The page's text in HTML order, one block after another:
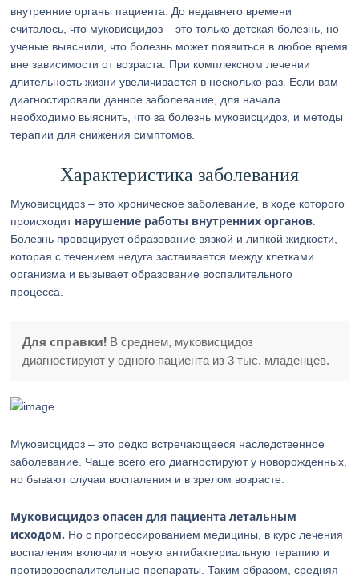
внутренние органы пациента. До недавнего времени
считалось, что муковисцидоз – это только детская болезнь, но
ученые выяснили, что болезнь может появиться в любое время
вне зависимости от возраста. При комплексном лечении
длительность жизни увеличивается в несколько раз. Если вам
диагностировали данное заболевание, для начала
необходимо выяснить, что за болезнь муковисцидоз, и методы
терапии для снижения симптомов.
Характеристика заболевания
Муковисцидоз – это хроническое заболевание, в ходе которого
происходит нарушение работы внутренних органов
Болезнь провоцирует образование вязкой и липкой жидкости,
которая с течением недуга застаивается между клетками
организма и вызывает образование воспалительного
процесса.
Для справки! В среднем, муковисцидоз
диагностируют у одного пациента из 3 тыс. младенцев.
Муковисцидоз – это редко встречающееся наследственное
заболевание. Чаще всего его диагностируют у новорожденных,
но бывают случаи воспаления и в зрелом возрасте.
Муковисцидоз опасен для пациента летальным
исходом. Но с прогрессированием медицины, в курс лечения
воспаления включили новую антибактериальную терапию и
противовоспалительные препараты. Таким образом, средняя